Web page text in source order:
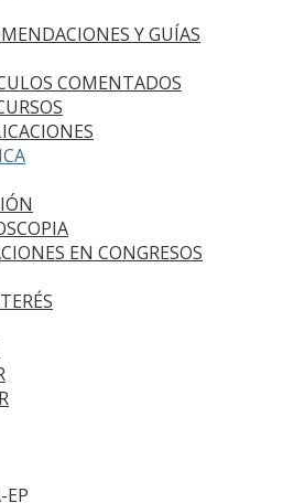
Y GUÍAS
COMENTADOS
EN CONGRESOS
EP